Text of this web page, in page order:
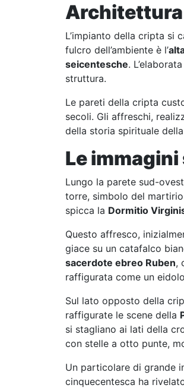
Architettura
L’impianto della cripta si
fulcro dell’ambiente è l’
seicentesche.
struttura.
Le pareti della cripta
secoli. Gli affreschi,
della storia spirituale
Le
Lungo la parete sud-
torre, simbolo del
spicca la Dormitio
Questo affresco,
giace su un catafalco
sacerdote ebreo Ruben,
raffigurata come un
Sul lato opposto della
raffigurate le scene della
si stagliano ai lati della
con stelle a otto punte,
Un particolare di grande
cinquecentesca ha